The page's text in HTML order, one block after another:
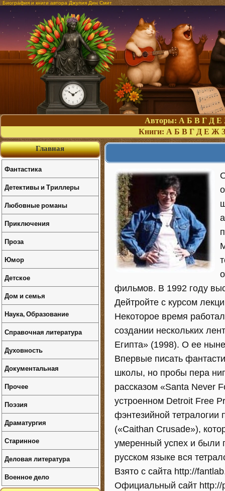
Биография и книги автора Джулия Дин Смит
Авторы: А Б В Г Д Е
Книги: А Б В Г Д Е Ж З
фильмов. В 1992 году
Дейтройте с курсом
Некоторое время
создании нескольких
Египта» (1998). О ее
Впервые писать
школы, но пробы пера
рассказом «Santa Never
устроенном Detroit Free
фэнтезийной
(«Caithan Crusade»),
умеренный успех и были
русском языке вся
Взято с сайта http://
Официальный сайт http://
Главная
Фантастика
Детективы и Триллеры
Любовные романы
Приключения
Проза
Юмор
Детское
Дом и семья
Наука, Образование
Справочная литература
Духовность
Документальная
Прочее
Поэзия
Драматургия
Старинное
Деловая литература
Военное дело